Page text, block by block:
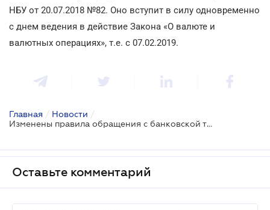
НБУ от 20.07.2018 №82. Оно вступит в силу одновременно
с днем ведения в действие Закона «О валюте и
валютных операциях», т.е. с 07.02.2019.
Главная / Новости /
Изменены правила обращения с банковской тайной
Оставьте комментарий